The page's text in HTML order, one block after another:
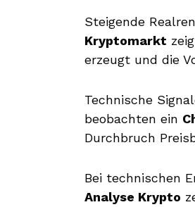
Steigende
Kryptomarkt
erzeugt und die
Technische
beobachten ein
Durchbruch
Bei technischen
Analyse Krypto